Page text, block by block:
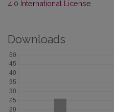
4.0 International License
Downloads